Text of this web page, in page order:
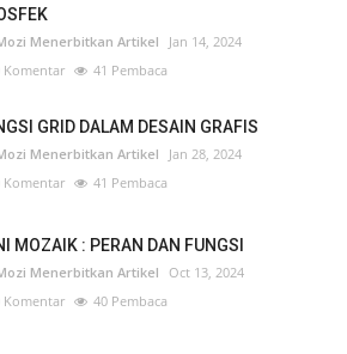
Menerbitkan Artikel
Jan 14, 2024
Komentar
41 Pembaca
GRID DALAM DESAIN GRAFIS
Menerbitkan Artikel
Jan 28, 2024
Komentar
41 Pembaca
MOZAIK : PERAN DAN FUNGSI
Menerbitkan Artikel
Oct 13, 2024
Komentar
40 Pembaca